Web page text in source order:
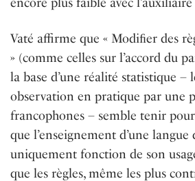
Vaté affirme que « Modiﬁer des
» (comme celles sur l’accord du
la base d’une réalité statistique –
observation en pratique par une
francophones – semble tenir pour
que l’enseignement d’une langue
uniquement fonction de son
que les règles, même les plus